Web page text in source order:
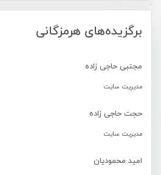
برگزیده‌های هرمزگانی
مجتبی حاجی زاده
مدیریت سایت
حجت حاجی زاده
مدیریت سایت
امید محمودیان